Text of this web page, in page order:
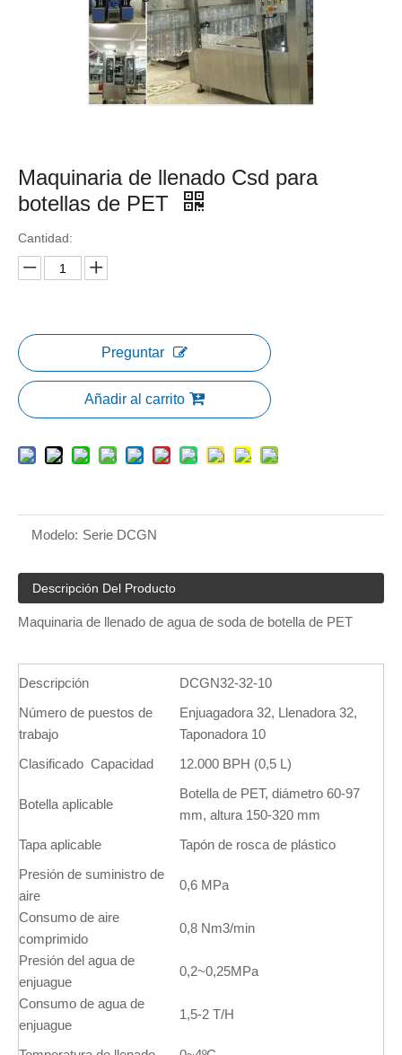
Maquinaria de llenado Csd para
botellas de PET
Cantidad:
Preguntar
Añadir al carrito
Modelo: Serie DCGN
Descripción Del Producto
Maquinaria de llenado de agua de soda de botella de PET
Descripción
DCGN32-32-10
Número de puestos de
trabajo
Enjuagadora 32, Llenadora 32,
Taponadora 10
Clasificado Capacidad
12.000 BPH (0,5 L)
Botella aplicable
Botella de PET, diámetro 60-97
mm, altura 150-320 mm
Tapa aplicable
Tapón de rosca de plástico
Presión de suministro de
aire
0,6 MPa
Consumo de aire
comprimido
0,8 Nm3/min
Presión del agua de
enjuague
0,2~0,25MPa
Consumo de agua de
enjuague
1,5-2 T/H